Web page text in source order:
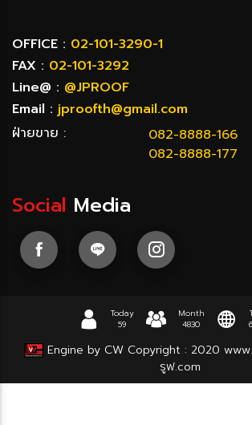
OFFICE : 02-101-3290-1
FAX : 02-101-3292
Line@ : @JPROOF
Email : jproofth@gmail.com
ฝ่ายขาย :
082-8888-166
082-8888-177
Social Media
Today
59
Month
4830
Engine by CW Copyright : 2020
รูฟ.com